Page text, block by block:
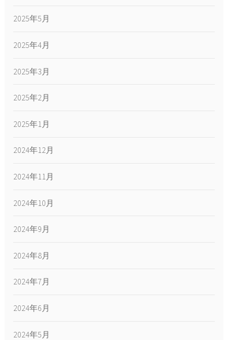
2025年5月
2025年4月
2025年3月
2025年2月
2025年1月
2024年12月
2024年11月
2024年10月
2024年9月
2024年8月
2024年7月
2024年6月
2024年5月